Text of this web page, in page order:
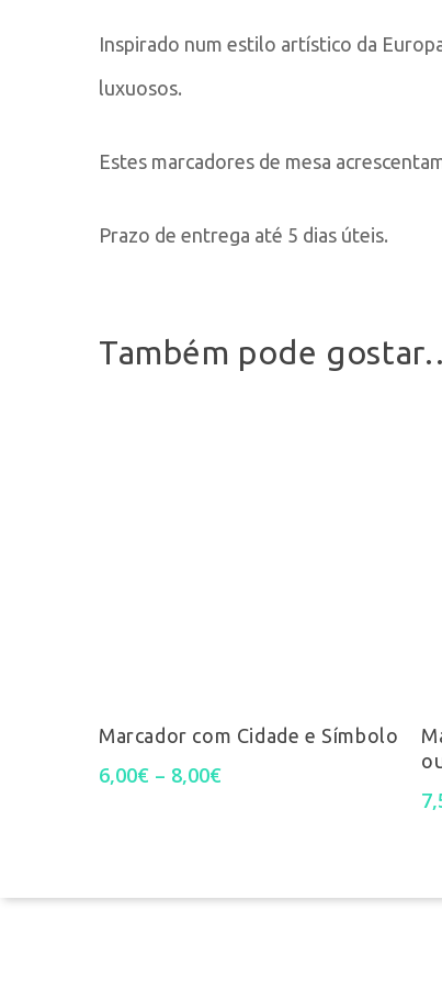
Inspirado num estilo artístico da
luxuosos.
Estes marcadores de mesa
Prazo de entrega até 5 dias úteis.
Também pode
Ver Opções
product
multiple
The
Marcador com Cidade e Símbolo
6,00€ – 8,00€Price